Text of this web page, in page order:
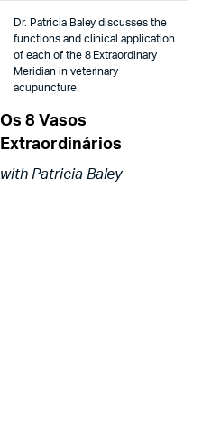
Dr. Patricia Baley discusses the
functions and clinical application
of each of the 8 Extraordinary
Meridian in veterinary
acupuncture.
Os 8 Vasos
Extraordinários
with Patricia Baley